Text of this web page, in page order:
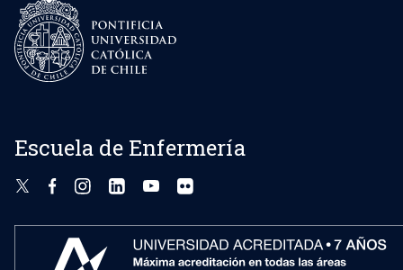
Escuela de Enfermería